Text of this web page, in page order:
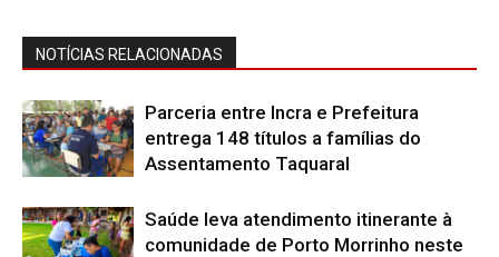
NOTÍCIAS RELACIONADAS
Parceria entre Incra e Prefeitura
entrega 148 títulos a famílias do
Assentamento Taquaral
Saúde leva atendimento itinerante à
comunidade de Porto Morrinho neste